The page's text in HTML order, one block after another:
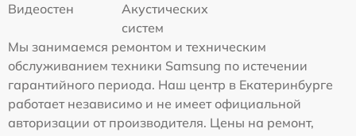
Видеостен
Акустических
систем
Мы занимаемся ремонтом и техническим
обслуживанием техники Samsung по истечении
гарантийного периода. Наш центр в Екатеринбурге
работает независимо и не имеет официальной
авторизации от производителя. Цены на ремонт,